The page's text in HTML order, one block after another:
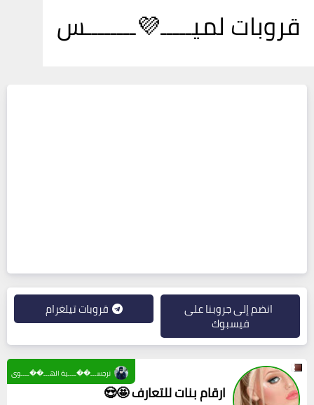
قروبات لميـــــ💜ــــــــس
انضم إلى جروبنا على
فيسبوك
قروبات تيلغرام
ارقام بنات للتعارف 🤩😍
نرجســـ��ــــية الهـــ��ــــوى